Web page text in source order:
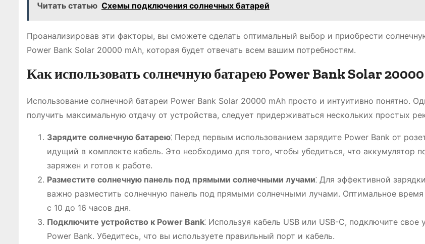
Читать статью Схемы подключения солнечных батарей
Проанализировав эти факторы, вы сможете сделать оптимальный выбор и приобрести
Power Bank Solar 20000 mAh, которая будет отвечать всем вашим потребностям.
Как использовать солнечную батарею Power Bank Solar
Использование солнечной батареи Power Bank Solar 20000 mAh просто и интуитивно понятно.
получить максимальную отдачу от устройства, следует придерживаться нескольких простых
Зарядите солнечную батарею⁚ Перед первым использованием зарядите Power Bank от
идущий в комплекте кабель. Это необходимо для того, чтобы убедиться, что аккумулятор
заряжен и готов к работе.
Разместите солнечную панель под прямыми солнечными лучами⁚ Для эффективной
важно разместить солнечную панель под прямыми солнечными лучами. Оптимальное время
с 10 до 16 часов дня.
Подключите устройство к Power Bank⁚ Используя кабель USB или USB-C, подключите свое
Power Bank. Убедитесь, что вы используете правильный порт и кабель.